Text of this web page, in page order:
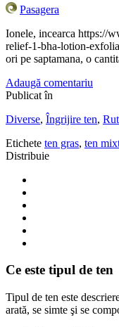
Pasagera
Ionele, incearca https://
relief-1-bha-lotion-
ori pe saptamana, o
Adaugă comentariu
Publicat în
Diverse, Îngrijire ten,
Etichete ten gras, ten
Distribuie
Ce este tipul de ten
Tipul de ten este
arată, se simte şi se